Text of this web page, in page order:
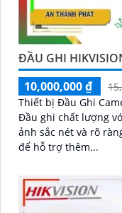
ĐẦU GHI
10,000,000 ₫
Thiết bị Đầu Ghi
Đầu ghi chất lượng
ảnh sắc nét và rõ ràng. Ngoài ra, nó cũng được nâng
để hỗ trợ thêm...